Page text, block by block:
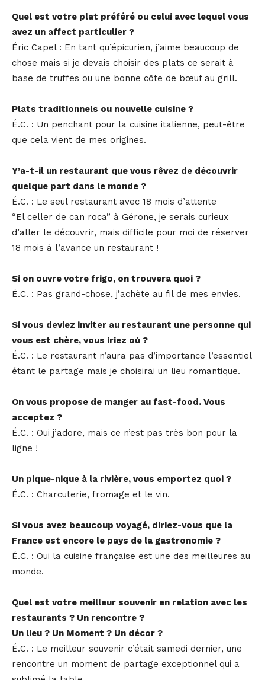
Quel est votre plat préféré ou celui avec lequel vous
avez un affect particulier ?
Éric Capel : En tant qu’épicurien, j’aime beaucoup de
chose mais si je devais choisir des plats ce serait à
base de truffes ou une bonne côte de bœuf au grill.
Plats traditionnels ou nouvelle cuisine ?
É.C. : Un penchant pour la cuisine italienne, peut-être
que cela vient de mes origines.
Y’a-t-il un restaurant que vous rêvez de découvrir
quelque part dans le monde ?
É.C. : Le seul restaurant avec 18 mois d’attente
“El celler de can roca” à Gérone, je serais curieux
d’aller le découvrir, mais difficile pour moi de réserver
18 mois à l’avance un restaurant !
Si on ouvre votre frigo, on trouvera quoi ?
É.C. : Pas grand-chose, j’achète au fil de mes envies.
Si vous deviez inviter au restaurant une personne qui
vous est chère, vous iriez où ?
É.C. : Le restaurant n’aura pas d’importance l’essentiel
étant le partage mais je choisirai un lieu romantique.
On vous propose de manger au fast-food. Vous
acceptez ?
É.C. : Oui j’adore, mais ce n’est pas très bon pour la
ligne !
Un pique-nique à la rivière, vous emportez quoi ?
É.C. : Charcuterie, fromage et le vin.
Si vous avez beaucoup voyagé, diriez-vous que la
France est encore le pays de la gastronomie ?
É.C. : Oui la cuisine française est une des meilleures au
monde.
Quel est votre meilleur souvenir en relation avec les
restaurants ? Un rencontre ?
Un lieu ? Un Moment ? Un décor ?
É.C. : Le meilleur souvenir c’était samedi dernier, une
rencontre un moment de partage exceptionnel qui a